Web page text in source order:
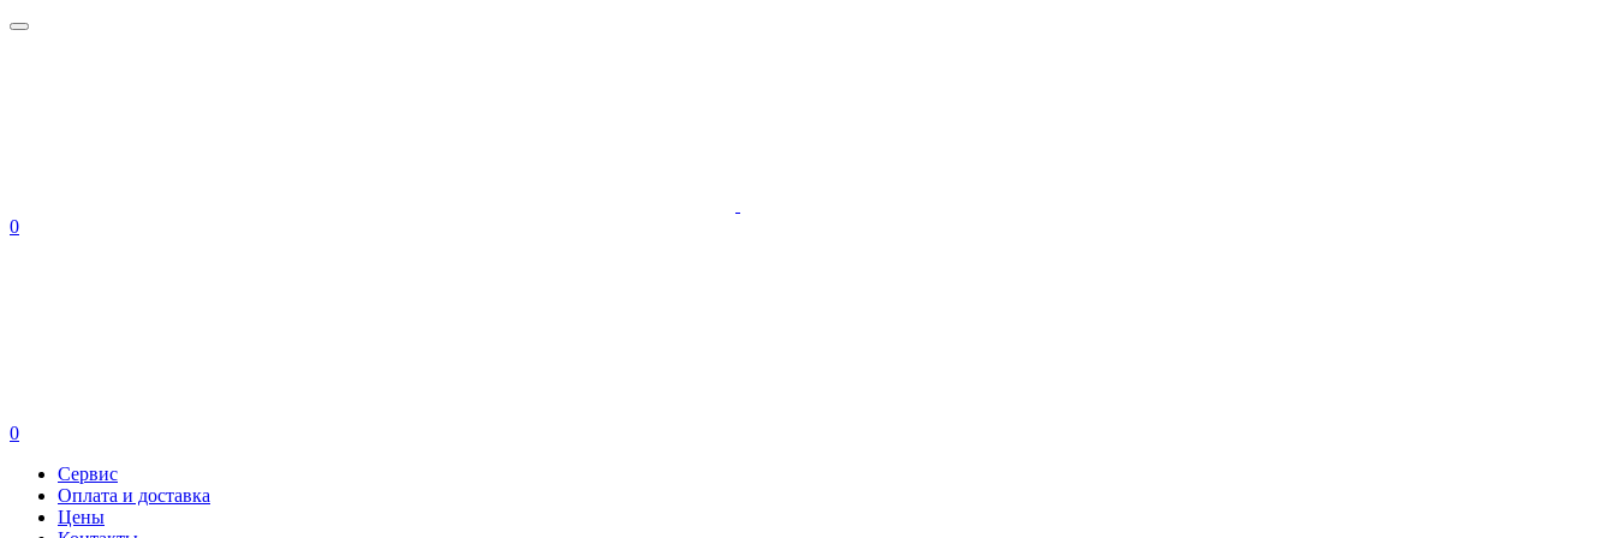
0
0
Сервис
Оплата и доставка
Цены